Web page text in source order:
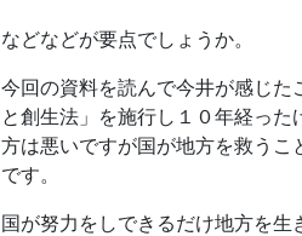
などなどが要点でしょうか。
今回の資料を読んで今井が感じ
と創生法」を施行し１０年経っ
方は悪いですが国が地方を救うこ
です。
国が努力をしできるだけ地方を